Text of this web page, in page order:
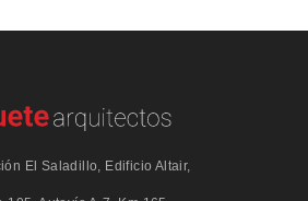
El Saladillo, Edificio Altair,